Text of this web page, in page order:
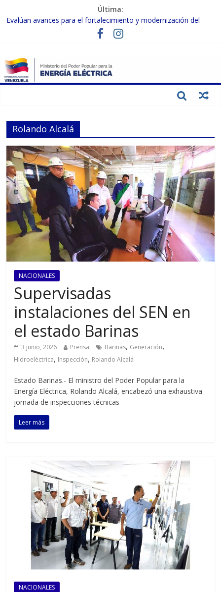
Última:
Evalúan avances para el fortalecimiento y modernización del
Inspeccionan trabajos de rehabilitación en instalaciones del SEN
Gobierno Nacional activa plan preventivo para fortalecer el SEN
ante el fenómeno de El Niño
Termocarabobo recupera el 50% de su capacidad de generación
Rolando Alcalá
NACIONALES
Supervisadas
instalaciones del SEN en
el estado Barinas
3 junio, 2026 Prensa Barinas, Generación,
Hidroeléctrica, Inspección, Rolando Alcalá
Estado Barinas.- El ministro del Poder Popular para la
Energía Eléctrica, Rolando Alcalá, encabezó una exhaustiva
jornada de inspecciones técnicas
Leer más
NACIONALES